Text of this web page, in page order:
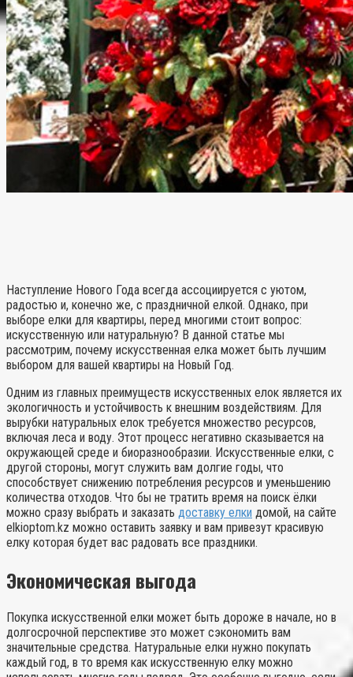
Наступление Нового Года всегда ассоциируется с уютом,
радостью и, конечно же, с праздничной елкой. Однако, при
выборе елки для квартиры, перед многими стоит вопрос:
искусственную или натуральную? В данной статье мы
рассмотрим, почему искусственная елка может быть лучшим
выбором для вашей квартиры на Новый Год.
Одним из главных преимуществ искусственных елок является их
экологичность и устойчивость к внешним воздействиям. Для
вырубки натуральных елок требуется множество ресурсов,
включая леса и воду. Этот процесс негативно сказывается на
окружающей среде и биоразнообразии. Искусственные елки, с
другой стороны, могут служить вам долгие годы, что
способствует снижению потребления ресурсов и уменьшению
количества отходов. Что бы не тратить время на поиск ёлки
можно сразу выбрать и заказать доставку елки домой, на сайте
elkioptom.kz можно оставить заявку и вам привезут красивую
елку которая будет вас радовать все праздники.
Экономическая выгода
Покупка искусственной елки может быть дороже в начале, но в
долгосрочной перспективе это может сэкономить вам
значительные средства. Натуральные елки нужно покупать
каждый год, в то время как искусственную елку можно